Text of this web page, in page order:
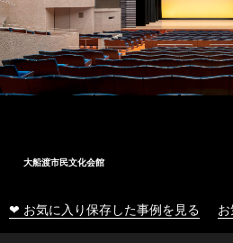
大船渡市民文化会館
❤ お気に入り保存した事例を見る